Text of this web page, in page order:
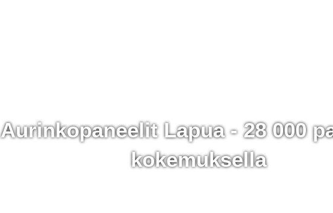
Aurinkopaneelit Lapua - 28 000
kokemuksella